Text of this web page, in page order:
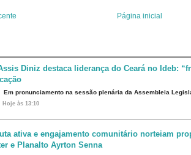
t
Página inicial
Diniz destaca liderança do Ceará no Ideb:
Em pronunciamento na sessão plenária da Assembleia
Hoje às 13:10
ativa e engajamento comunitário norteiam
e Planalto Ayrton Senna